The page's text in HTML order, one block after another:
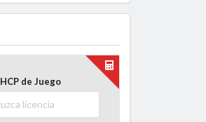
HCP de Juego